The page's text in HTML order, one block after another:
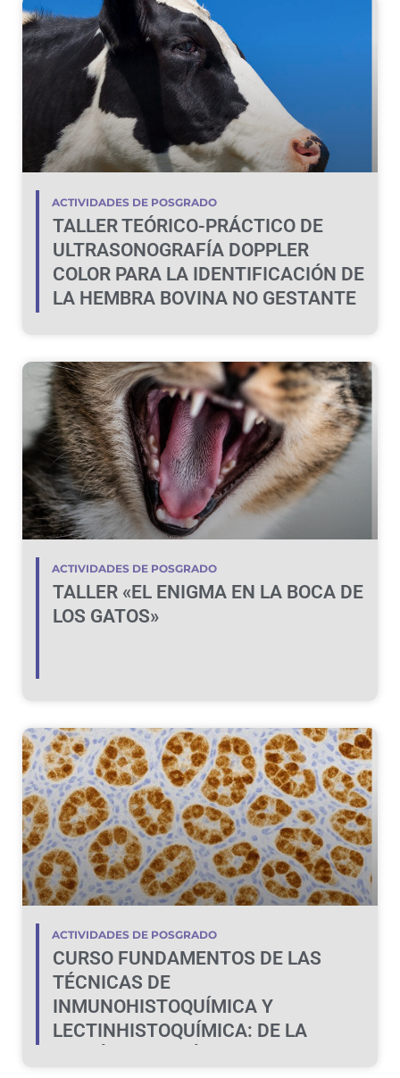
ACTIVIDADES DE POSGRADO
TALLER TEÓRICO-PRÁCTICO DE
ULTRASONOGRAFÍA DOPPLER
COLOR PARA LA IDENTIFICACIÓN DE
LA HEMBRA BOVINA NO GESTANTE
ACTIVIDADES DE POSGRADO
TALLER «EL ENIGMA EN LA BOCA DE
LOS GATOS»
ACTIVIDADES DE POSGRADO
CURSO FUNDAMENTOS DE LAS
TÉCNICAS DE
INMUNOHISTOQUÍMICA Y
LECTINHISTOQUÍMICA: DE LA